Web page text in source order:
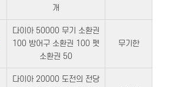
개​
다이아 50000 무기 소환권
100 방어구 소환권 100 펫
소환권 50​
무기한
다이아 20000 도전의 전당